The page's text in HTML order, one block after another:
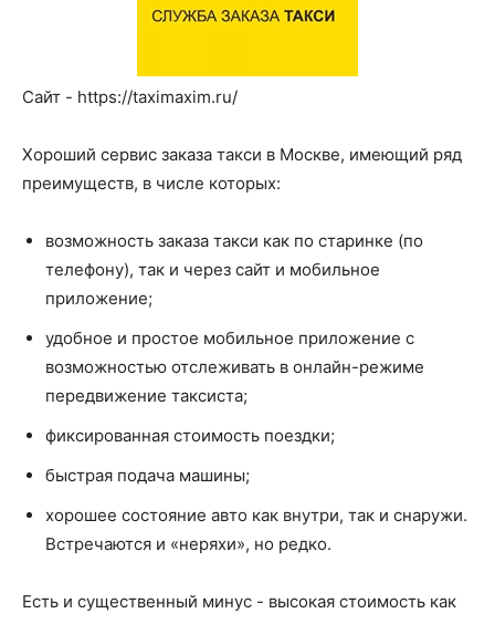
Сайт - https://taximaxim.ru/
Хороший сервис заказа такси в Москве, имеющий ряд
преимуществ, в числе которых:
возможность заказа такси как по старинке (по
телефону), так и через сайт и мобильное
приложение;
удобное и простое мобильное приложение с
возможностью отслеживать в онлайн-режиме
передвижение таксиста;
фиксированная стоимость поездки;
быстрая подача машины;
хорошее состояние авто как внутри, так и снаружи.
Встречаются и «неряхи», но редко.
Есть и существенный минус - высокая стоимость как